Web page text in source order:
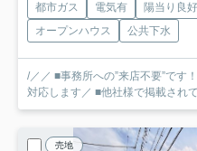
都市ガス 電気有 陽当り良好
オープンハウス
公共下水
/／／ ■事務所への”来店不要”です
対応します／ ■他社様で掲載され
売地